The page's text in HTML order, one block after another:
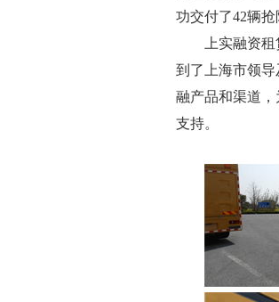
功交付了42辆抢
上实融资
到了上海市领
融产品和渠道
支持。